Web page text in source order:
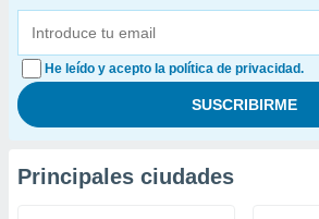
He leído y acepto la política de privacidad.
Principales ciudades